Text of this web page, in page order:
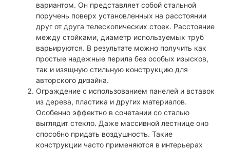
вариантом. Он представляет собой стальной
поручень поверх установленных на расстоянии
друг от друга телескопических стоек. Расстояние
между стойками, диаметр используемых труб
варьируются. В результате можно получить как
простые надежные перила без особых изысков,
так и изящную стильную конструкцию для
авторского дизайна.
Ограждение с использованием панелей и вставок
из дерева, пластика и других материалов.
Особенно эффектно в сочетании со сталью
выглядит стекло. Даже массивной лестнице оно
способно придать воздушность. Такие
конструкции часто применяются в интерьерах